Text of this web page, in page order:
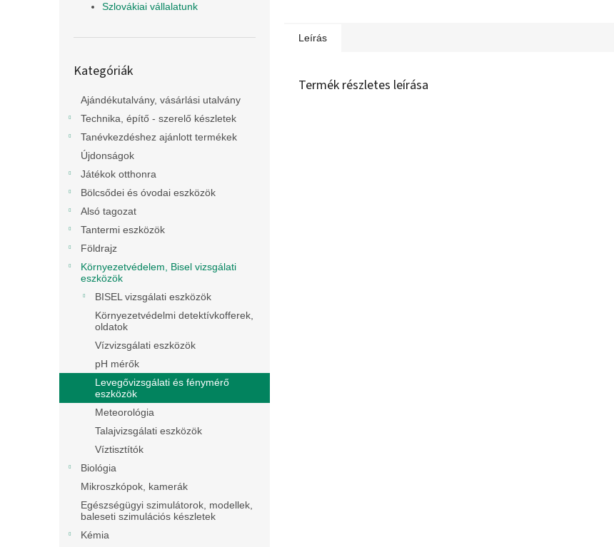
Szlovákiai vállalatunk
átugrása
Kategóriák
Ajándékutalvány, vásárlási utalvány
Technika, építő - szerelő készletek
Tanévkezdéshez ajánlott termékek
Újdonságok
Játékok otthonra
Bölcsődei és óvodai eszközök
Alsó tagozat
Tantermi eszközök
Földrajz
Környezetvédelem, Bisel vizsgálati
eszközök
BISEL vizsgálati eszközök
Környezetvédelmi detektívkofferek,
oldatok
Vízvizsgálati eszközök
pH mérők
Levegővizsgálati és fénymérő
eszközök
Meteorológia
Talajvizsgálati eszközök
Víztisztítók
Biológia
Mikroszkópok, kamerák
Egészségügyi szimulátorok, modellek,
baleseti szimulációs készletek
Kémia
Leírás
Termék részletes leírása